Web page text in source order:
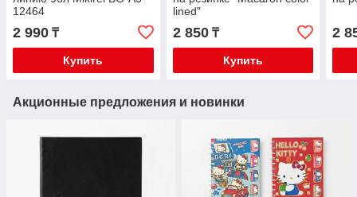
12464
2 990 ₸
Купить
lined"
2 850₸
Купить
2
Акционные предложения и новинки